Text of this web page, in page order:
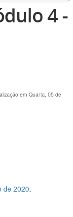
4 -
em Quarta, 05 de
de 2020.